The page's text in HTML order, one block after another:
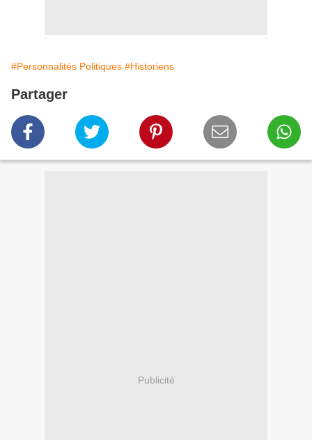
#Personnalités Politiques #Historiens
Partager
Publicité